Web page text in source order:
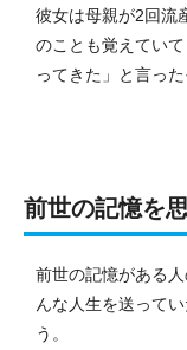
彼女は母親が2回流
のことも覚えてい
ってきた」と言った
前世の記憶を
前世の記憶がある
んな人生を送って
う。